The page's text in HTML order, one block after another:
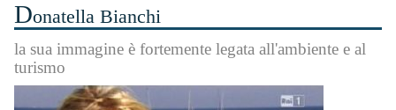
Donatella Bianchi
la sua immagine è fortemente legata all'ambiente e al
turismo